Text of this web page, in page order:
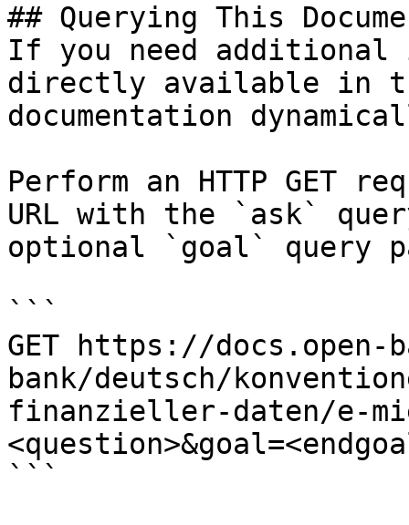
## Querying This
If you need
directly available in
documentation
Perform an HTTP GET
URL with the `ask`
optional `goal` query
```
GET https://docs.open-
bank/deutsch/
finanzieller-daten/e-
```